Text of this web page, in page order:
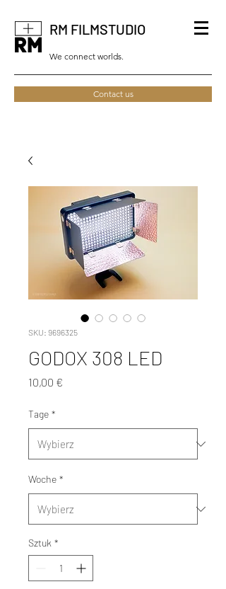
RM FILMSTUDIO
We connect worlds.
Contact us
SKU: 9696325
GODOX 308 LED
10,00 €
Tage *
Woche *
Sztuk *